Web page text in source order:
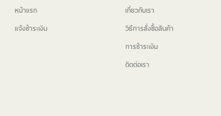
หน้าแรก
แจ้งชำระเงิน
เกี่ยวกับเรา
วิธีการสั่งซื้อสินค้า
การชำระเงิน
ติดต่อเรา